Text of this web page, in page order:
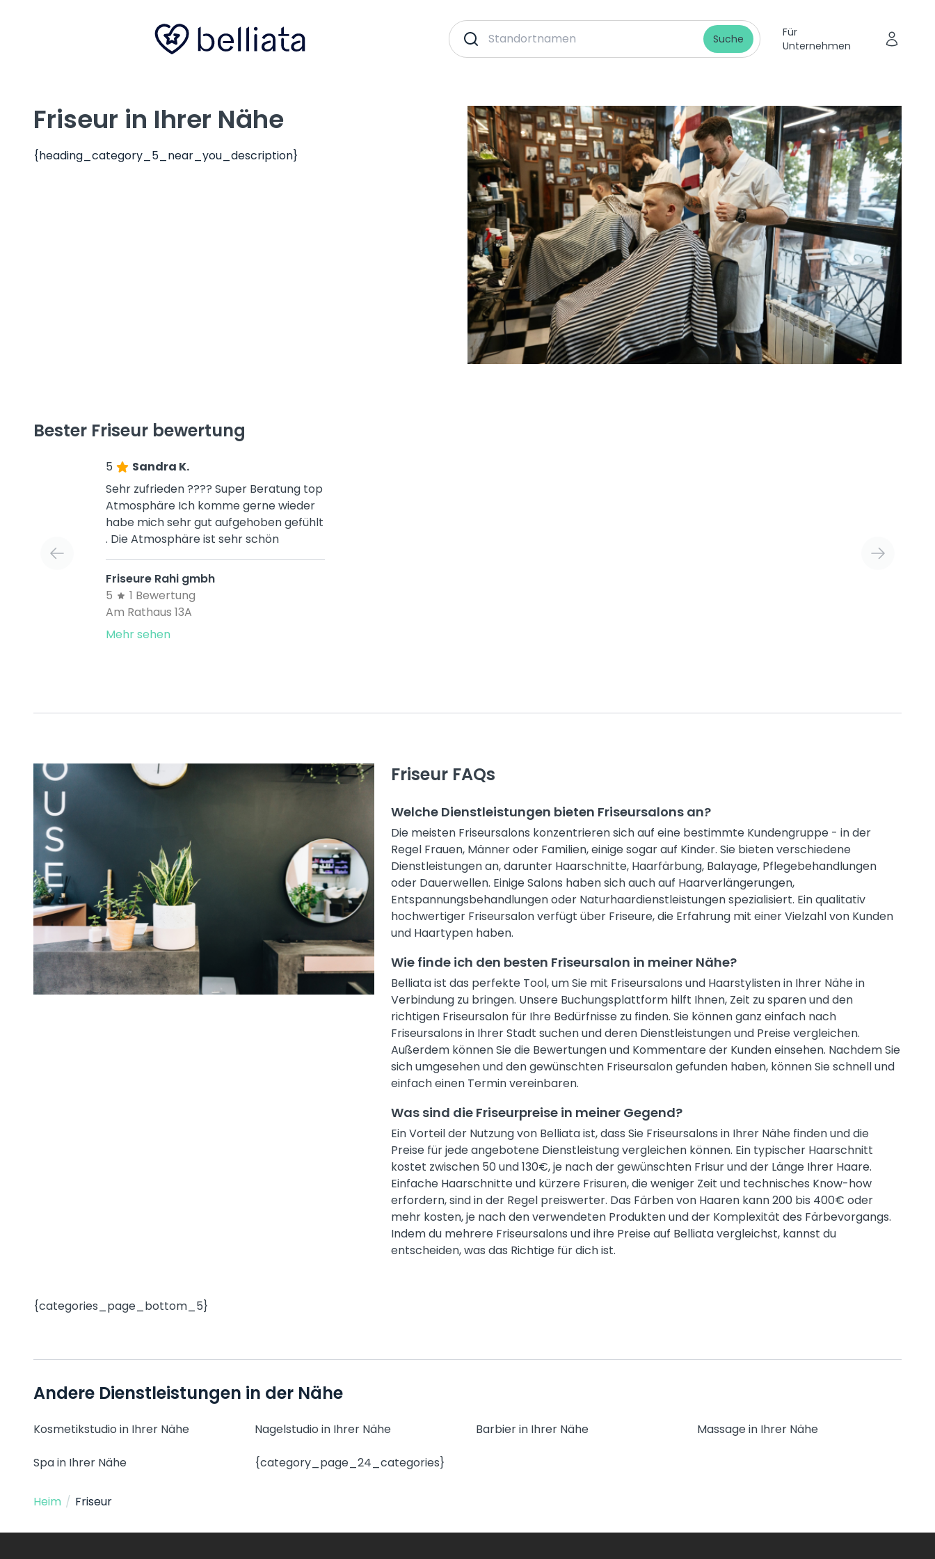
Suche
Für
Unternehmen
Friseur in Ihrer Nähe
{heading_category_5_near_you_description}
Bester Friseur bewertung
5
Sandra K.
Sehr zufrieden ???? Super Beratung top
Atmosphäre Ich komme gerne wieder
habe mich sehr gut aufgehoben gefühlt
. Die Atmosphäre ist sehr schön
Friseure Rahi gmbh
5
1 Bewertung
Am Rathaus 13A
Mehr sehen
Friseur FAQs
Welche Dienstleistungen bieten Friseursalons an?
Die meisten Friseursalons konzentrieren sich auf eine bestimmte Kundengruppe - in der
Regel Frauen, Männer oder Familien, einige sogar auf Kinder. Sie bieten verschiedene
Dienstleistungen an, darunter Haarschnitte, Haarfärbung, Balayage, Pflegebehandlungen
oder Dauerwellen. Einige Salons haben sich auch auf Haarverlängerungen,
Entspannungsbehandlungen oder Naturhaardienstleistungen spezialisiert. Ein qualitativ
hochwertiger Friseursalon verfügt über Friseure, die Erfahrung mit einer Vielzahl von Kunden
und Haartypen haben.
Wie finde ich den besten Friseursalon in meiner Nähe?
Belliata ist das perfekte Tool, um Sie mit Friseursalons und Haarstylisten in Ihrer Nähe in
Verbindung zu bringen. Unsere Buchungsplattform hilft Ihnen, Zeit zu sparen und den
richtigen Friseursalon für Ihre Bedürfnisse zu finden. Sie können ganz einfach nach
Friseursalons in Ihrer Stadt suchen und deren Dienstleistungen und Preise vergleichen.
Außerdem können Sie die Bewertungen und Kommentare der Kunden einsehen. Nachdem Sie
sich umgesehen und den gewünschten Friseursalon gefunden haben, können Sie schnell und
einfach einen Termin vereinbaren.
Was sind die Friseurpreise in meiner Gegend?
Ein Vorteil der Nutzung von Belliata ist, dass Sie Friseursalons in Ihrer Nähe finden und die
Preise für jede angebotene Dienstleistung vergleichen können. Ein typischer Haarschnitt
kostet zwischen 50 und 130€, je nach der gewünschten Frisur und der Länge Ihrer Haare.
Einfache Haarschnitte und kürzere Frisuren, die weniger Zeit und technisches Know-how
erfordern, sind in der Regel preiswerter. Das Färben von Haaren kann 200 bis 400€ oder
mehr kosten, je nach den verwendeten Produkten und der Komplexität des Färbevorgangs.
Indem du mehrere Friseursalons und ihre Preise auf Belliata vergleichst, kannst du
entscheiden, was das Richtige für dich ist.
{categories_page_bottom_5}
Andere Dienstleistungen in der Nähe
Kosmetikstudio in Ihrer Nähe Nagelstudio in Ihrer Nähe Barbier in Ihrer Nähe Massage in Ihrer Nähe
Spa in Ihrer Nähe {category_page_24_categories}
Heim / Friseur